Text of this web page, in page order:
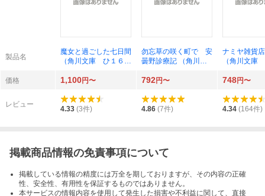
製品名
魔女と過ごした七日間
（角川文庫 ひ１６－
〔著〕
勿忘草の咲く町で 安
曇野診療記 （角川文
川草介／〔著〕
ナミヤ雑貨
（角川文庫
〔著〕
価格 1,100円〜 792円〜 748円〜
レビュー
4.33 (3件) 4.86 (7件) 4.34 (164件)
掲載商品情報の免責事項について
掲載している情報の精度には万全を期しておりますが、その内容の正確
性、安全性、有用性を保証するものではありません。
本サービスの情報内容を使用して発生した損害や不利益に関して、直接